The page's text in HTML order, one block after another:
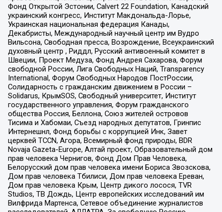
Фонд Открытой Эстонии, Calvert 22 Foundation, Канадский
украинский конгресс, Институт Макдональда-Лорье,
Украинская национальная федерация Канады,
Декабристы, Международный научный центр им Вудро
Вильсона, Свободная пресса, Возрождение, Всеукраинский
духовный центр , Риддл, Русский антивоенный комитет в
Швеции, Проект Медуза, Фонд Андрея Сахарова, Форум
свободной России, Лига Свободных Наций, Transparеncy
International, Форум Свободных Народов ПостРоссии,
Солидарность с гражданским движением в России –
Solidarus, КрымSOS, Свободный университет, Институт
государственного управления, Форум гражданского
общества Россия, Беллона, Союз жителей островов
Тисима и Хабомаи, Съезд народных депутатов, Гринпис
Интернешнл, Фонд борьбы с коррупцией Инк, Завет
церквей TCCN, Агора, Всемирный фонд природы, BDR
Novaja Gazeta-Europe, Алтай проект, Образовательный дом
прав человека Чернигов, Фонд Дом Прав Человека,
Белорусский дом прав человека имени Бориса Звозскова,
Дом прав человека Тбилиси, Дом прав человека Ереван,
Дом прав человека Крым, Центр дикого лосося, TVR
Studios, ТВ Дождь, Центр европейских исследований им
Вилфрида Мартенса, Сетевое объединение журналистов